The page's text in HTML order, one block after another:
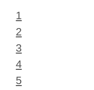
1
2
3
4
5